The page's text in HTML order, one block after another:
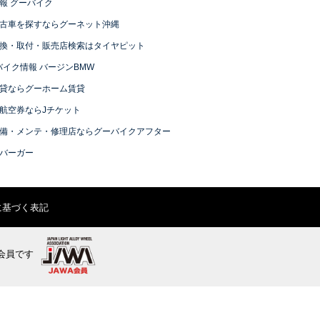
グーバイク
車を探すならグーネット沖縄
・取付・販売店検索はタイヤピット
イク情報 バージンBMW
ならグーホーム賃貸
空券ならJチケット
・メンテ・修理店ならグーバイクアフター
ーガー
づく表記
員です